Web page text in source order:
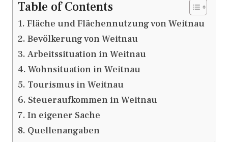
Table of Contents
Fläche und Flächennutzung von Weitnau
Bevölkerung von Weitnau
Arbeitssituation in Weitnau
Wohnsituation in Weitnau
Tourismus in Weitnau
Steueraufkommen in Weitnau
In eigener Sache
Quellenangaben